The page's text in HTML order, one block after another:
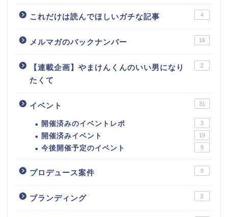
これだけは読んでほしいガチな記事 4
メルマガのバックナンバー 16
【連載企画】やまけんくんのいい男になり
たくて
2
イベント 31
開催済みのイベントレポ 3
開催済みイベント 19
今後開催予定のイベント 9
プロデュース案件 3
ブランディング 2